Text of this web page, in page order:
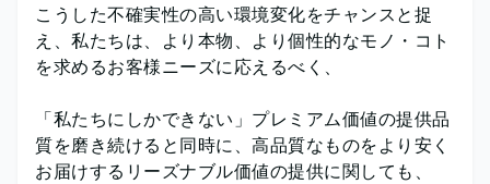
こうした不確実性の高い環境変化をチャンスと捉
え、私たちは、より本物、より個性的なモノ・コト
を求めるお客様ニーズに応えるべく、
「私たちにしかできない」プレミアム価値の提供品
質を磨き続けると同時に、高品質なものをより安く
お届けするリーズナブル価値の提供に関しても、